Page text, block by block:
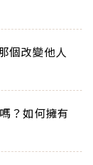
個改變他人
？如何擁有